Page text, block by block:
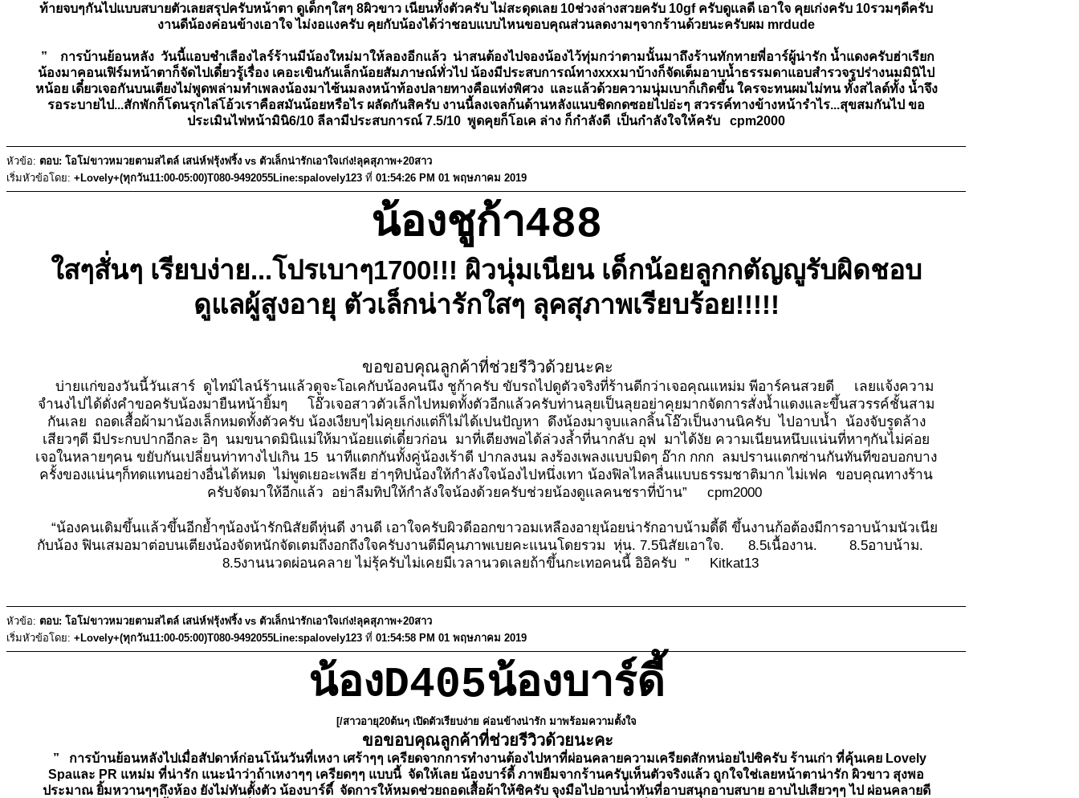
ท้ายจบๆกันไปแบบสบายตัวเลยสรุปครับหน้าตา ดูเด็กๆใสๆ 8ผิวขาว เนียนทั้งตัวครับ ไม่สะดุดเลย 10ช่วงล่างสวยครับ 10gf ครับดูเเลดี เอาใจ คุยเก่งครับ 10รวมๆดีครับ
งานดีน้องค่อนข้างเอาใจ ไม่งอแงครับ คุยกับน้องได้ว่าชอบแบบไหนขอบคุณส่วนลดงามๆจากร้านด้วยนะครับผม mrdude
” การบ้านย้อนหลัง วันนี้แอบชำเลืองไลร์ร้านมีน้องใหม่มาให้ลองอีกแล้ว น่าสนต้องไปจองน้องไว้ทุ่มกว่าตามนั้นมาถึงร้านทักทายพี่อาร์ผู้น่ารัก น้ำแดงครับฮ่าเรียก
น้องมาคอนเฟิร์มหน้าตาก็จัดไปเดี๋ยวรู้เรื่อง เคอะเขินกันเล็กน้อยสัมภาษณ์ทั่วไป น้องมีประสบการณ์ทางxxxมาบ้างก็จัดเต็มอาบน้ำธรรมดาแอบสำรวจรูปร่างนมมินิไป
หน้อย เดี๋ยวเจอกันบนเตียงไม่พูดพล่ามทำเพลงน้องมาไซ้นมลงหน้าท้องปลายทางคือแท่งพิศวง และแล้วด้วยความนุ่มเบาก็เกิดขึ้น ใครจะทนผมไม่ทน ทั้งสไลด์ทั้ง น้ำจึง
รอระบายไป...สักพักก็โดนรุกไล่โอ้วเราคือสมันน้อยหรือไร ผลัดกันสิครับ งานนี้ลงเจลก้นด้านหลังแนบชิดกดซอยไปอ่ะๆ สวรรค์ทางข้างหน้ารำไร...สุขสมกันไป ขอ
ประเมินไฟหน้ามินิ6/10 ลีลามีประสบการณ์ 7.5/10 พูดคุยก็โอเค ล่าง ก็กำลังดี เป็นกำลังใจให้ครับ cpm2000
หัวข้อ: ตอบ: โอโม่ขาวหมวยตามสไตล์ เสน่ห์ฟรุ้งฟริ้ง vs ตัวเล็กน่ารักเอาใจเก่ง!ลุคสุภาพ+20สาว
เริ่มหัวข้อโดย: +Lovely+(ทุกวัน11:00-05:00)T080-9492055Line:spalovely123 ที่ 01:54:26 PM 01 พฤษภาคม 2019
น้องชูก้า488
ใสๆสั่นๆ เรียบง่าย...โปรเบาๆ1700!!! ผิวนุ่มเนียน เด็กน้อยลูกกตัญญูรับผิดชอบ
ดูแลผู้สูงอายุ ตัวเล็กน่ารักใสๆ ลุคสุภาพเรียบร้อย!!!!!
ขอขอบคุณลูกค้าที่ช่วยรีวิวด้วยนะคะ
บ่ายแก่ของวันนี้วันเสาร์ ดูไทม์ไลน์ร้านแล้วดูจะโอเคกับน้องคนนึง ชูก้าครับ ขับรถไปดูตัวจริงที่ร้านดีกว่าเจอคุณแหม่ม พีอาร์คนสวยดี เลยแจ้งความ
จำนงไปได้ดั่งคำขอครับน้องมายืนหน้ายิ้มๆ โอ๊วเจอสาวตัวเล็กไปหมดทั้งตัวอีกแล้วครับท่านลุยเป็นลุยอย่าคุยมากจัดการสั่งน้ำแดงและขึ้นสวรรค์ชั้นสาม
กันเลย ถอดเสื้อผ้ามาน้องเล็กหมดทั้งตัวครับ น้องเงียบๆไม่คุยเก่งแต่ก็ไม่ได้เปนปัญหา ดึงน้องมาจูบแลกลิ้นโอ๊วเป็นงานนิครับ ไปอาบน้ำ น้องจับรูดล้าง
เสียวๆดี มีประกบปากอีกละ อิๆ นมขนาดมินิแม่ให้มาน้อยแต่เดี๋ยวก่อน มาที่เตียงพอได้ล่วงล้ำที่นากลับ อุฟ มาได้งัย ความเนียนหนึบแน่นที่หาๆกันไม่ค่อย
เจอในหลายๆคน ขยับกันเปลี่ยนท่าทางไปเกิน 15 นาทีแตกกันทั้งคู่น้องเร้าดี ปากลงนม ลงร้องเพลงแบบมิดๆ อ๊าก กกก ลมปรานแตกซ่านกันทันทีขอบอกบาง
ครั้งของแน่นๆก็ทดแทนอย่างอื่นได้หมด ไม่พูดเยอะเพลีย ฮ่าๆทิปน้องให้กำลังใจน้องไปหนึ่งเทา น้องฟิลไหลลื่นแบบธรรมชาติมาก ไม่เฟค ขอบคุณทางร้าน
ครับจัดมาให้อีกแล้ว อย่าลืมทิปให้กำลังใจน้องด้วยครับช่วยน้องดูแลคนชราที่บ้าน” cpm2000
“น้องคนเดิมขึ้นแล้วขึ้นอีกย้ำๆน้องน้ารักนิสัยดีหุ่นดี งานดี เอาใจครับผิวดีออกขาวอมเหลืองอายุน้อยน่ารักอาบน้ามดี้ดี ขึ้นงานก้อต้องมีการอาบน้ามนัวเนีย
กับน้อง ฟินเสมอมาต่อบนเตียงน้องจัดหนักจัดเตมถึงอกถึงใจครับงานดีมีคุนภาพเบยคะแนนโดยรวม หุ่น. 7.5นิสัยเอาใจ. 8.5เนื้องาน. 8.5อาบน้าม.
8.5งานนวดผ่อนคลาย ไม่รุ้ครับไม่เคยมีเวลานวดเลยถ้าขึ้นกะเทอคนนี้ อิอิครับ ” Kitkat13
หัวข้อ: ตอบ: โอโม่ขาวหมวยตามสไตล์ เสน่ห์ฟรุ้งฟริ้ง vs ตัวเล็กน่ารักเอาใจเก่ง!ลุคสุภาพ+20สาว
เริ่มหัวข้อโดย: +Lovely+(ทุกวัน11:00-05:00)T080-9492055Line:spalovely123 ที่ 01:54:58 PM 01 พฤษภาคม 2019
น้องD405น้องบาร์ดี้
[/สาวอายุ20ต้นๆ เปิดตัวเรียบง่าย ค่อนข้างน่ารัก มาพร้อมความตั้งใจ
ขอขอบคุณลูกค้าที่ช่วยรีวิวด้วยนะคะ
” การบ้านย้อนหลังไปเมื่อสัปดาห์ก่อนโน้นวันที่เหงา เศร้าๆๆ เครียดจากการทำงานต้องไปหาที่ผ่อนคลายความเครียดสักหน่อยไปซิครับ ร้านเก่า ที่คุ้นเคย Lovely
Spaและ PR แหม่ม ที่น่ารัก แนะนำว่าถ้าเหงาๆๆ เครียดๆๆ แบบนี้ จัดให้เลย น้องบาร์ดี้ ภาพยืมจากร้านครับเห็นตัวจริงแล้ว ถูกใจใช่เลยหน้าตาน่ารัก ผิวขาว สุงพอ
ประมาณ ยิ้มหวานๆๆถึงห้อง ยังไม่ทันตั้งตัว น้องบาร์ดี์ จัดการให้หมดช่วยถอดเสื้อผ้าให้ซิครับ จุงมือไปอาบน่้ำทันที่อาบสนุกอาบสบาย อาบไปเสียวๆๆ ไป ผ่อนคลายดี